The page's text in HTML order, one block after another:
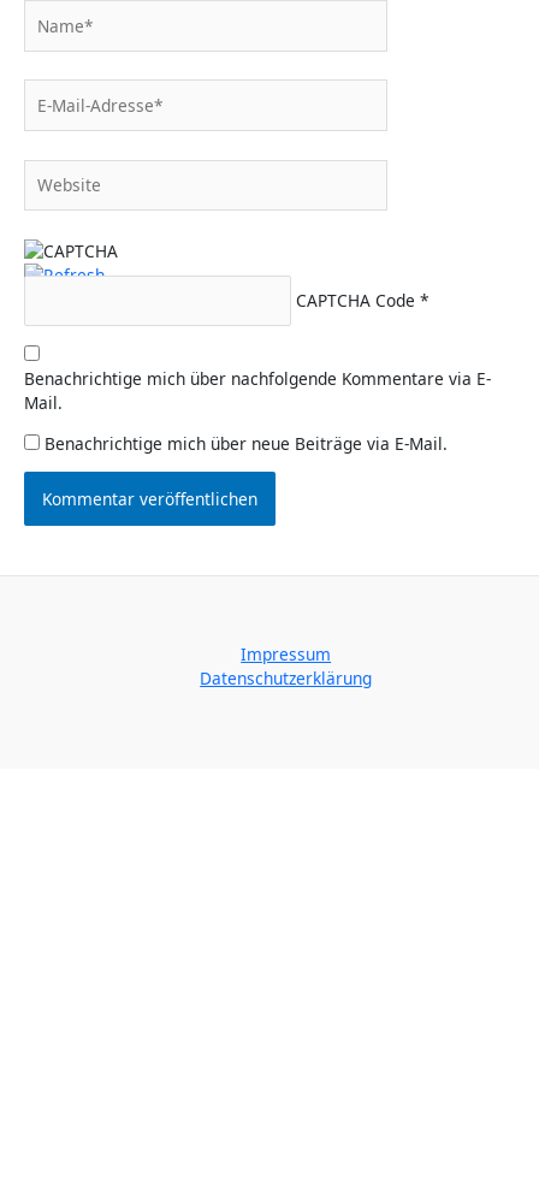
Mail-
Adresse*
CAPTCHA Code *
Benachrichtige mich über nachfolgende Kommentare via E-
Mail.
Benachrichtige mich über neue Beiträge via E-Mail.
Impressum
Datenschutzerklärung